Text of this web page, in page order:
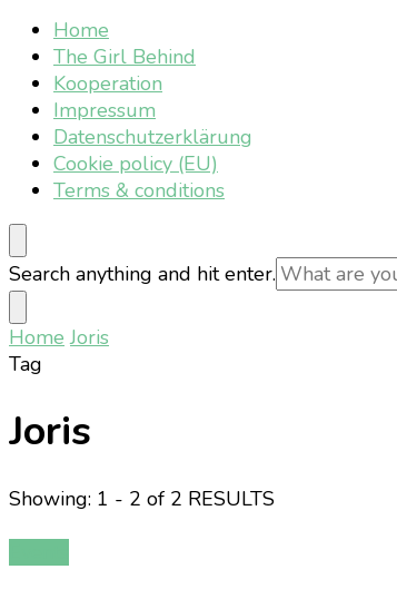
Home
The Girl Behind
Kooperation
Impressum
Datenschutzerklärung
Cookie policy (EU)
Terms & conditions
Looking
for
Something?
Search anything and hit enter.
Home Joris
Tag
Joris
Showing: 1 - 2 of 2 RESULTS